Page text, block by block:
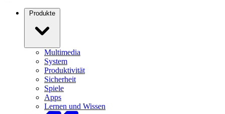
Produkte
Multimedia
System
Produktivität
Sicherheit
Spiele
Apps
Lernen und Wissen